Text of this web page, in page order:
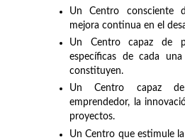
Un Centro consciente
mejora continua en el
Un Centro capaz de
específicas de cada
constituyen.
Un Centro capaz
emprendedor, la
proyectos.
Un Centro que estimule